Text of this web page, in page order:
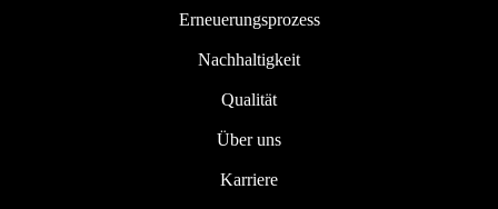
Erneuerungsprozess
Nachhaltigkeit
Qualität
Über uns
Karriere